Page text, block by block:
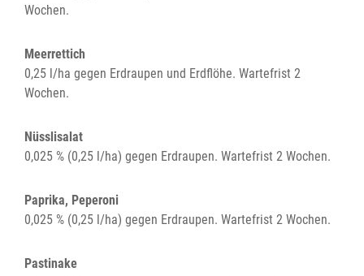
Wochen.
Meerrettich
0,25 l/ha gegen Erdraupen und Erdflöhe. Wartefrist 2
Wochen.
Nüsslisalat
0,025 % (0,25 l/ha) gegen Erdraupen. Wartefrist 2 Wochen.
Paprika, Peperoni
0,025 % (0,25 l/ha) gegen Erdraupen. Wartefrist 2 Wochen.
Pastinake